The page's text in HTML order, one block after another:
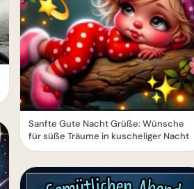
Sanfte Gute Nacht Grüße: Wünsche
für süße Träume in kuscheliger Nacht